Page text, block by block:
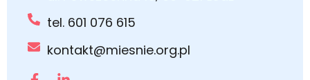
tel. 601 076 615
kontakt@miesnie.org.pl